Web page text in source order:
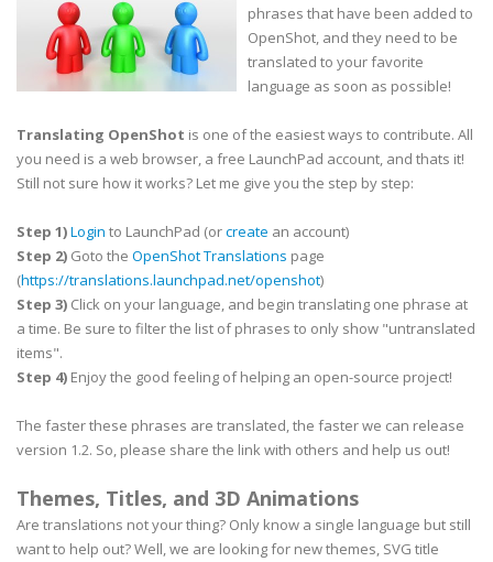
phrases that have been added to
OpenShot, and they need to be
translated to your favorite
language as soon as possible!
Translating OpenShot is one of the easiest ways to contribute. All
you need is a web browser, a free LaunchPad account, and thats it!
Still not sure how it works? Let me give you the step by step:
Step 1)Login to LaunchPad (orcreate an account)
Step 2) Goto the OpenShot Translations page
(https://translations.launchpad.net/openshot)
Step 3) Click on your language, and begin translating one phrase at
a time. Be sure to filter the list of phrases to only show "untranslated
items".
Step 4) Enjoy the good feeling of helping an open-source project!
The faster these phrases are translated, the faster we can release
version 1.2. So, please share the link with others and help us out!
Themes, Titles, and 3D Animations
Are translations not your thing? Only know a single language but still
want to help out? Well, we are looking for new themes, SVG title